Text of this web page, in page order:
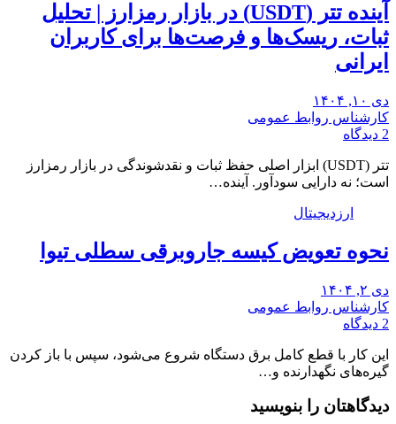
آینده تتر (USDT) در بازار رمزارز | تحلیل
ثبات، ریسک‌ها و فرصت‌ها برای کاربران
ایرانی
دی ۱۰, ۱۴۰۴
کارشناس روابط عمومی
2 دیدگاه
تتر (USDT) ابزار اصلی حفظ ثبات و نقدشوندگی در بازار رمزارز
است؛ نه دارایی سودآور. آینده…
ارزدیجیتال
نحوه تعویض کیسه جاروبرقی سطلی تیوا
دی ۲, ۱۴۰۴
کارشناس روابط عمومی
2 دیدگاه
این کار با قطع کامل برق دستگاه شروع می‌شود، سپس با باز کردن
گیره‌های نگهدارنده و…
دیدگاهتان را بنویسید